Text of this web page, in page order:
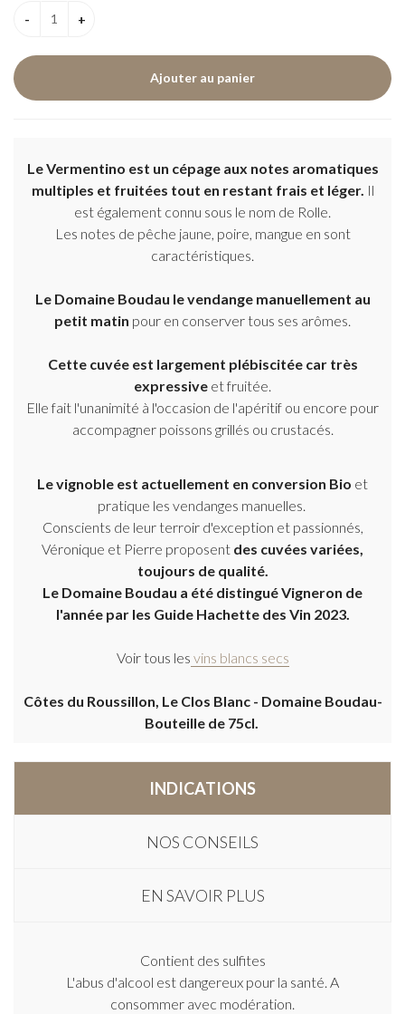
Le Vermentino est un cépage aux notes aromatiques
multiples et fruitées tout en restant frais et léger. Il
est également connu sous le nom de Rolle.
Les notes de pêche jaune, poire, mangue en sont
caractéristiques.
Le Domaine Boudau le vendange manuellement au
petit matin pour en conserver tous ses arômes.
Cette cuvée est largement plébiscitée car très
expressive et fruitée.
Elle fait l'unanimité à l'occasion de l'apéritif ou encore pour
accompagner poissons grillés ou crustacés.
Le vignoble est actuellement en conversion Bio et
pratique les vendanges manuelles.
Conscients de leur terroir d'exception et passionnés,
Véronique et Pierre proposent des cuvées variées,
toujours de qualité.
Le Domaine Boudau a été distingué Vigneron de
l'année par les Guide Hachette des Vin 2023.
Voir tous les vins blancs secs
Côtes du Roussillon, Le Clos Blanc - Domaine Boudau-
Bouteille de 75cl.
INDICATIONS
NOS CONSEILS
EN SAVOIR PLUS
Contient des sulfites
L'abus d'alcool est dangereux pour la santé. A
consommer avec modération.